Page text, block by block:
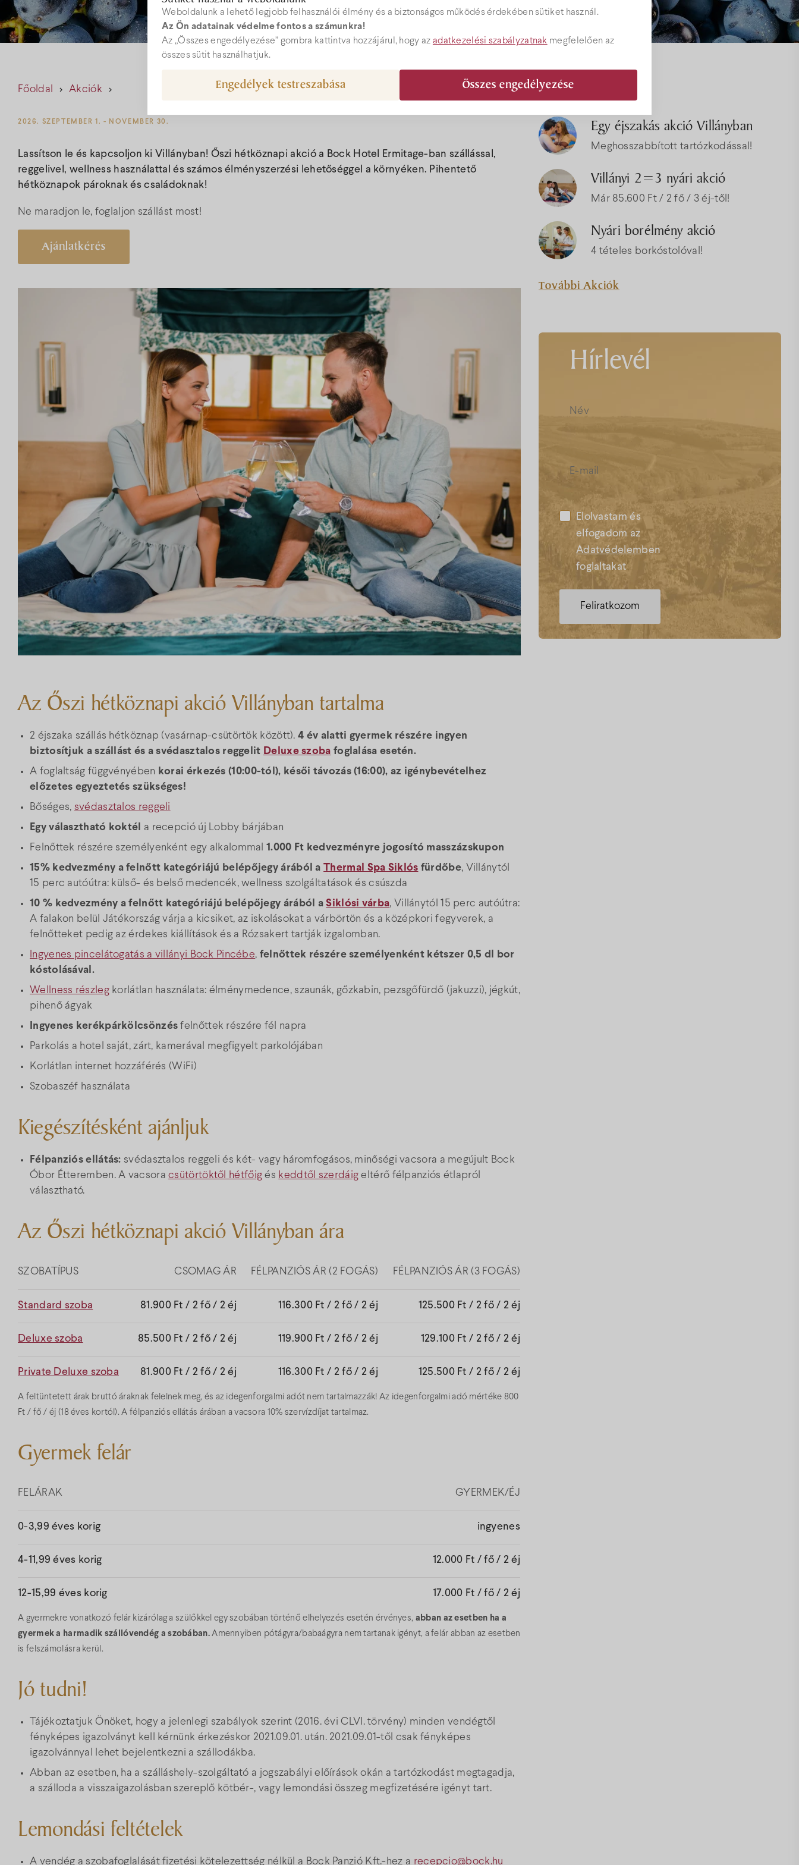
Weboldalunk a lehető legjobb felhasználói élmény és a biztonságos működés érdekében sütiket használ.
Az Ön adatainak védelme fontos a számunkra!
Az „Összes engedélyezése” gombra kattintva hozzájárul, hogy az adatkezelési szabályzatnak megfelelően az
összes sütit használhatjuk.
Összes engedélyezése
Engedélyek testreszabása
Főoldal Akciók
2026. SZEPTEMBER 1. - NOVEMBER 30.
Lassítson le és kapcsoljon ki Villányban! Őszi hétköznapi akció a Bock Hotel Ermitage-ban szállással,
reggelivel, wellness használattal és számos élményszerzési lehetőséggel a környéken. Pihentető
hétköznapok pároknak és családoknak!
Ne maradjon le, foglaljon szállást most!
Ajánlatkérés
Az Őszi hétköznapi akció Villányban tartalma
2 éjszaka szállás hétköznap (vasárnap-csütörtök között).4 év alatti gyermek részére ingyen
biztosítjuk a szállást és a svédasztalos reggelit Deluxe szoba foglalása esetén.
A foglaltság függvényében korai érkezés (10:00-tól), késői távozás (16:00), az igénybevételhez
előzetes egyeztetés szükséges!
Bőséges, svédasztalos reggeli
Egy választható koktél a recepció új Lobby bárjában
Felnőttek részére személyenként egy alkalommal1.000 Ft kedvezményre jogosító masszázskupon
15% kedvezmény a felnőtt kategóriájú belépőjegy árából a Thermal Spa Siklós fürdőbe, Villánytól
15 perc autóútra: külső- és belső medencék, wellness szolgáltatások és csúszda
10 % kedvezmény a felnőtt kategóriájú belépőjegy árából aSiklósi várba, Villánytól 15 perc autóútra:
A falakon belül Játékország várja a kicsiket, az iskolásokat a várbörtön és a középkori fegyverek, a
felnőtteket pedig az érdekes kiállítások és a Rózsakert tartják izgalomban.
Ingyenes pincelátogatás a villányi Bock Pincébe, felnőttek részére személyenként kétszer 0,5 dl bor
kóstolásával.
Wellness részlegkorlátlan használata: élménymedence, szaunák, gőzkabin, pezsgőfürdő (jakuzzi), jégkút,
pihenő ágyak
Ingyenes kerékpárkölcsönzés felnőttek részére fél napra
Parkolás a hotel saját, zárt, kamerával megfigyelt parkolójában
Korlátlan internet hozzáférés (WiFi)
Szobaszéf használata
Kiegészítésként ajánljuk
Félpanziós ellátás: svédasztalos reggeli és két- vagy háromfogásos, minőségi vacsora a megújult Bock
Óbor Étteremben. A vacsoracsütörtöktől hétfőig és keddtől szerdáig eltérő félpanziós étlapról
választható.
Az Őszi hétköznapi akció Villányban ára
SZOBATÍPUS CSOMAG ÁR FÉLPANZIÓS ÁR (2 FOGÁS) FÉLPANZIÓS ÁR (3 FOGÁS)
Standard szoba 81.900 Ft / 2 fő / 2 éj 116.300 Ft / 2 fő / 2 éj 125.500 Ft / 2 fő / 2 éj
Deluxe szoba 85.500 Ft / 2 fő / 2 éj 119.900 Ft / 2 fő / 2 éj 129.100 Ft / 2 fő / 2 éj
Private Deluxe szoba 81.900 Ft / 2 fő / 2 éj 116.300 Ft / 2 fő / 2 éj 125.500 Ft / 2 fő / 2 éj
A feltüntetett árak bruttó áraknak felelnek meg, és az idegenforgalmi adót nem tartalmazzák! Az idegenforgalmi adó mértéke 800
Ft / fő / éj (18 éves kortól). A félpanziós ellátás árában a vacsora 10% szervízdíjat tartalmaz.
Gyermek felár
FELÁRAK GYERMEK/ÉJ
0-3,99 éves korig ingyenes
4-11,99 éves korig 12.000 Ft / fő / 2 éj
12-15,99 éves korig 17.000 Ft / fő / 2 éj
A gyermekre vonatkozó felár kizárólag a szülőkkel egy szobában történő elhelyezés esetén érvényes, abban az esetben ha a
gyermek a harmadik szállóvendég a szobában.Amennyiben pótágyra/babaágyra nem tartanak igényt, a felár abban az esetben
is felszámolásra kerül.
Jó tudni!
Tájékoztatjuk Önöket, hogy a jelenlegi szabályok szerint (2016. évi CLVI. törvény) minden vendégtől
fényképes igazolványt kell kérnünk érkezéskor 2021.09.01. után. 2021.09.01-től csak fényképes
igazolvánnyal lehet bejelentkezni a szállodákba.
Abban az esetben, ha a szálláshely-szolgáltató a jogszabályi előírások okán a tartózkodást megtagadja,
a szálloda a visszaigazolásban szereplő kötbér-, vagy lemondási összeg megfizetésére igényt tart.
Lemondási feltételek
A vendég a szobafoglalását fizetési kötelezettség nélkül a Bock Panzió Kft.-hez a recepcio@bock.hu
Akciók
Egy éjszakás akció Villányban
Meghosszabbított tartózkodással!
Villányi 2=3 nyári akció
Már 85.600 Ft / 2 fő / 3 éj-től!
Nyári borélmény akció
4 tételes borkóstolóval!
További Akciók
Hírlevél
Elolvastam és
elfogadom az
Adatvédelemben
foglaltakat
Webshop
Árak
Akciók
Ajándékutalványok
Programok